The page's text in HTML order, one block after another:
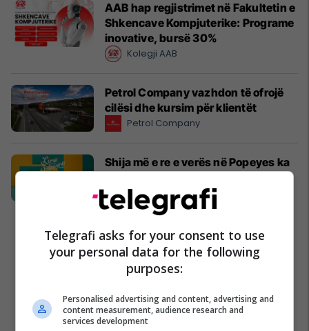
AAB hap regjistrimet në Fakultetin e
Shkencave Kompjuterike: Programe
inovative, bursë 30%
Kolegji AAB
Petrol Company vazhdon të ofrojë
cilësi dhe kursim për klientët
Petrol Company
Shija më e re e verës në Popeyes ka
Popeyes
Telegrafi asks for your consent to use
your personal data for the following
purposes:
Personalised advertising and content, advertising and
content measurement, audience research and
services development